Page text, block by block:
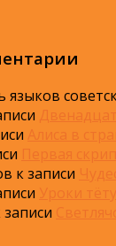
языков
Алиса в
Первая
к записи
Уроки
записи